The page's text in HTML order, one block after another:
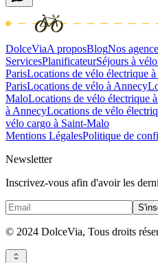
DolceViaA proposBlogNos
ServicesPlanificateurSéjours à vélo
ParisLocations de vélo électrique à
ParisLocations de vélo à Annecy
MaloLocations de vélo électrique
à AnnecyLocations de vélo
vélo cargo à Saint-Malo
Mentions LégalesPolitique de
Newsletter
Inscrivez-vous afin d'avoir les
© 2024 DolceVia, Tous droits